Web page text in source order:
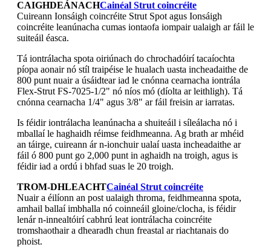
CAIGHDEÁNACHCainéal Strut coincréite
Cuireann Ionsáigh coincréite Strut Spot agus Ionsáigh
coincréite leanúnacha cumas iontaofa iompair ualaigh ar fáil le
suiteáil éasca.
Tá iontrálacha spota oiriúnach do chrochadóirí tacaíochta
píopa aonair nó stíl traipéise le hualach uasta incheadaithe de
800 punt nuair a úsáidtear iad le cnónna cearnacha iontrála
Flex-Strut FS-7025-1/2" nó níos mó (díolta ar leithligh). Tá
cnónna cearnacha 1/4" agus 3/8" ar fáil freisin ar iarratas.
Is féidir iontrálacha leanúnacha a shuiteáil i síleálacha nó i
mballaí le haghaidh réimse feidhmeanna. Ag brath ar mhéid
an táirge, cuireann ár n-ionchuir ualaí uasta incheadaithe ar
fáil ó 800 punt go 2,000 punt in aghaidh na troigh, agus is
féidir iad a ordú i bhfad suas le 20 troigh.
TROM-DHLEACHTCainéal Strut coincréite
Nuair a éilíonn an post ualaigh throma, feidhmeanna spota,
amhail ballaí imbhalla nó coinneáil gloine/clocha, is féidir
lenár n-innealtóirí cabhrú leat iontrálacha coincréite
tromshaothair a dhearadh chun freastal ar riachtanais do
phoist.